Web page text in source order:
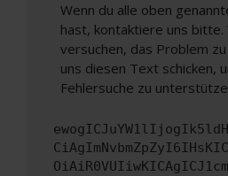
Wenn du alle oben
hast, kontaktiere uns bitte.
versuchen, das Problem
uns diesen Text schicken,
Fehlersuche zu